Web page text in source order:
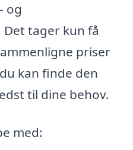
og
tager kun få
priser
kan finde den
til dine behov.
med: